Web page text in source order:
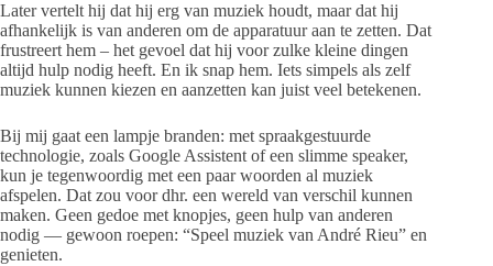
Later vertelt hij dat hij erg van muziek houdt, maar dat hij
afhankelijk is van anderen om de apparatuur aan te zetten. Dat
frustreert hem – het gevoel dat hij voor zulke kleine dingen
altijd hulp nodig heeft. En ik snap hem. Iets simpels als zelf
muziek kunnen kiezen en aanzetten kan juist veel betekenen.
Bij mij gaat een lampje branden: met spraakgestuurde
technologie, zoals Google Assistent of een slimme speaker,
kun je tegenwoordig met een paar woorden al muziek
afspelen. Dat zou voor dhr. een wereld van verschil kunnen
maken. Geen gedoe met knopjes, geen hulp van anderen
nodig — gewoon roepen: “Speel muziek van André Rieu” en
genieten.